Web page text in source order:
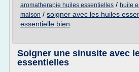
aromatherapie huiles essentielles / huile
maison / soigner avec les huiles
essentielle bien
Soigner une sinusite avec
essentielles